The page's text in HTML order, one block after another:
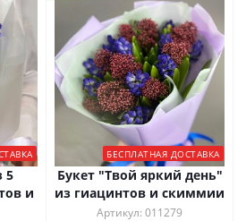
5
и
БЕСПЛАТНАЯ ДОСТАВКА
Букет "Твой яркий день"
из гиацинтов и скиммии
Артикул: 011279